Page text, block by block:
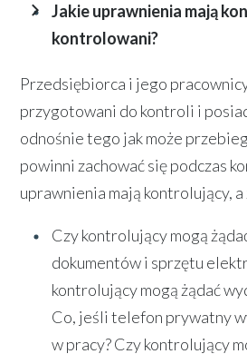
Jakie uprawnienia mają
kontrolowani?
Przedsiębiorca i jego
przygotowani do kontroli i
odnośnie tego jak może
powinni zachować się podczas
uprawnienia mają kontrolujący, a
Czy kontrolujący mogą
dokumentów i sprzętu
kontrolujący mogą żądać
Co, jeśli telefon prywatny
w pracy? Czy kontrolujący